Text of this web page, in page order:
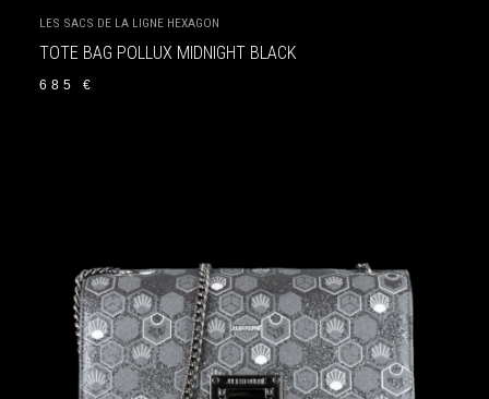
LES SACS DE LA LIGNE HEXAGON
TOTE BAG POLLUX MIDNIGHT BLACK
685€